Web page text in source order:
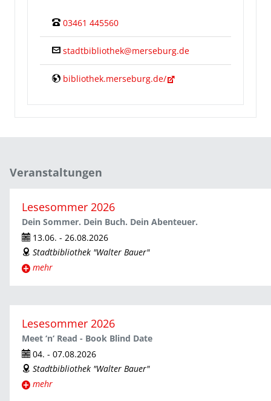
03461 445560
stadtbibliothek@merseburg.de
bibliothek.merseburg.de/
Veranstaltungen
Lesesommer 2026
Dein Sommer. Dein Buch. Dein Abenteuer.
ticket 13.06. - 26.08.2026
address Stadtbibliothek "Walter Bauer"
mehr
Lesesommer 2026
Meet ‘n‘ Read - Book Blind Date
ticket 04. - 07.08.2026
address Stadtbibliothek "Walter Bauer"
mehr